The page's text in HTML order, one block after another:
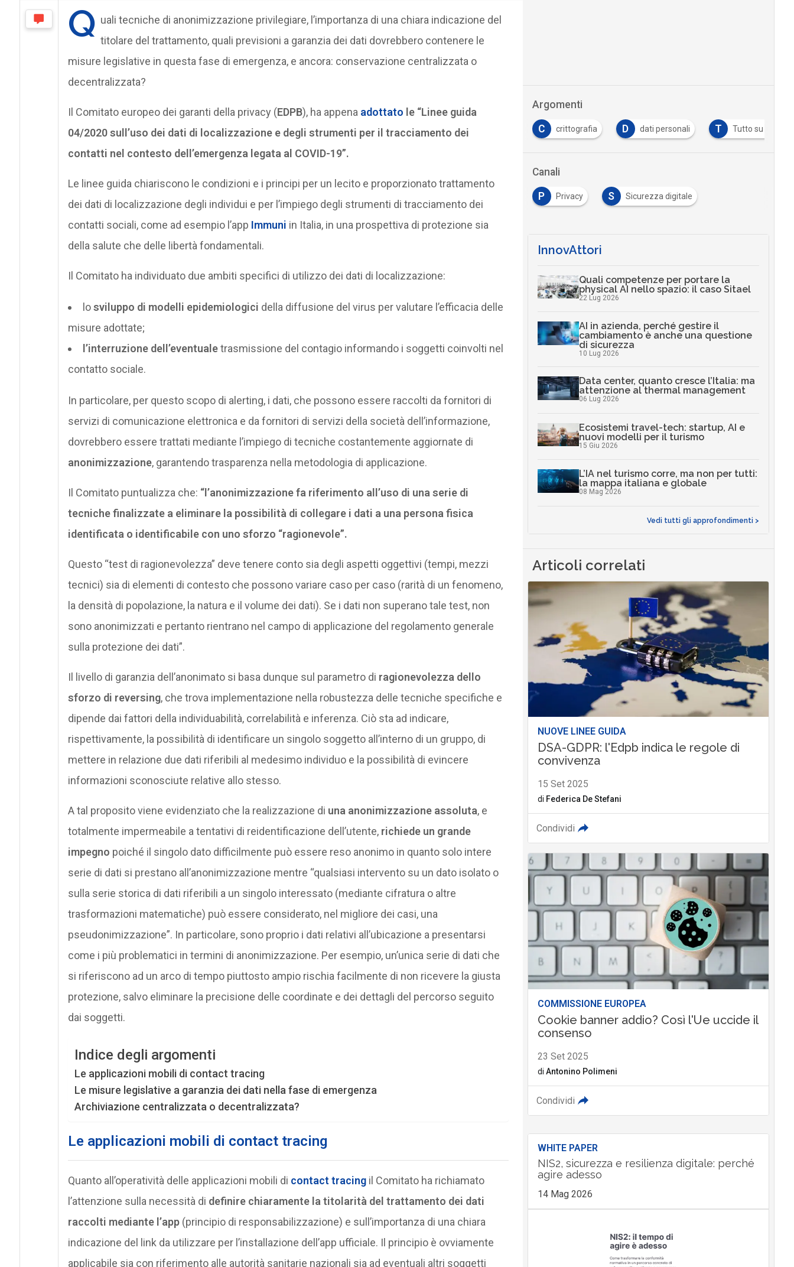
Q uali tecniche di anonimizzazione privilegiare, l’importanza di una chiara indicazione del
titolare del trattamento, quali previsioni a garanzia dei dati dovrebbero contenere le
misure legislative in questa fase di emergenza, e ancora: conservazione centralizzata o
decentralizzata?
Il Comitato europeo dei garanti della privacy (EDPB), ha appena adottato le “Linee guida
04/2020 sull’uso dei dati di localizzazione e degli strumenti per il tracciamento dei
contatti nel contesto dell’emergenza legata al COVID-19”.
Le linee guida chiariscono le condizioni e i principi per un lecito e proporzionato trattamento
dei dati di localizzazione degli individui e per l’impiego degli strumenti di tracciamento dei
contatti sociali, come ad esempio l’app Immuni in Italia, in una prospettiva di protezione sia
della salute che delle libertà fondamentali.
Il Comitato ha individuato due ambiti specifici di utilizzo dei dati di localizzazione:
losviluppo di modelli epidemiologici della diffusione del virus per valutare l’efficacia delle
misure adottate;
l’interruzione dell’eventualetrasmissione del contagio informando i soggetti coinvolti nel
contatto sociale.
In particolare, per questo scopo di alerting, i dati, che possono essere raccolti da fornitori di
servizi di comunicazione elettronica e da fornitori di servizi della società dell’informazione,
dovrebbero essere trattati mediante l’impiego di tecniche costantemente aggiornate di
anonimizzazione, garantendo trasparenza nella metodologia di applicazione.
Il Comitato puntualizza che: “l’anonimizzazione fa riferimento all’uso di una serie di
tecniche finalizzate a eliminare la possibilità di collegare i dati a una persona fisica
identificata o identificabile con uno sforzo “ragionevole”.
Questo “test di ragionevolezza” deve tenere conto sia degli aspetti oggettivi (tempi, mezzi
tecnici) sia di elementi di contesto che possono variare caso per caso (rarità di un fenomeno,
la densità di popolazione, la natura e il volume dei dati). Se i dati non superano tale test, non
sono anonimizzati e pertanto rientrano nel campo di applicazione del regolamento generale
sulla protezione dei dati”.
Il livello di garanzia dell’anonimato si basa dunque sul parametro di ragionevolezza dello
sforzo di reversing, che trova implementazione nella robustezza delle tecniche specifiche e
dipende dai fattori della individuabilità, correlabilità e inferenza. Ciò sta ad indicare,
rispettivamente, la possibilità di identificare un singolo soggetto all’interno di un gruppo, di
mettere in relazione due dati riferibili al medesimo individuo e la possibilità di evincere
informazioni sconosciute relative allo stesso.
A tal proposito viene evidenziato che la realizzazione di una anonimizzazione assoluta, e
totalmente impermeabile a tentativi di reidentificazione dell’utente, richiede un grande
impegno poiché il singolo dato difficilmente può essere reso anonimo in quanto solo intere
serie di dati si prestano all’anonimizzazione mentre “qualsiasi intervento su un dato isolato o
sulla serie storica di dati riferibili a un singolo interessato (mediante cifratura o altre
trasformazioni matematiche) può essere considerato, nel migliore dei casi, una
pseudonimizzazione”. In particolare, sono proprio i dati relativi all’ubicazione a presentarsi
come i più problematici in termini di anonimizzazione. Per esempio, un’unica serie di dati che
si riferiscono ad un arco di tempo piuttosto ampio rischia facilmente di non ricevere la giusta
protezione, salvo eliminare la precisione delle coordinate e dei dettagli del percorso seguito
dai soggetti.
Indice degli argomenti
Le applicazioni mobili di contact tracing
Le misure legislative a garanzia dei dati nella fase di emergenza
Archiviazione centralizzata o decentralizzata?
Le applicazioni mobili di contact tracing
Quanto all’operatività delle applicazioni mobili di contact tracing il Comitato ha richiamato
l’attenzione sulla necessità di definire chiaramente la titolarità del trattamento dei dati
raccolti mediante l’app(principio di responsabilizzazione) e sull’importanza di una chiara
indicazione del link da utilizzare per l’installazione dell’app ufficiale. Il principio è ovviamente
applicabile sia con riferimento alle autorità sanitarie nazionali sia ad eventuali altri soggetti
Argomenti
C conservazione digitale C crittografia D dati personali T Tutto su GDPR
Canali
P Privacy S Sicurezza digitale
InnovAttori
Quali competenze per portare la
physical AI nello spazio: il caso Sitael
22 Lug 2026
AI in azienda, perché gestire il
cambiamento è anche una questione
di sicurezza
10 Lug 2026
Data center, quanto cresce l’Italia: ma
attenzione al thermal management
06 Lug 2026
Ecosistemi travel-tech: startup, AI e
nuovi modelli per il turismo
15 Giu 2026
L’IA nel turismo corre, ma non per tutti:
la mappa italiana e globale
08 Mag 2026
Vedi tutti gli approfondimenti >
Articoli correlati
NUOVE LINEE GUIDA
DSA-GDPR: l'Edpb indica le regole di
convivenza
15 Set 2025
di Federica De Stefani
Condividi
COMMISSIONE EUROPEA
Cookie banner addio? Così l'Ue uccide il
consenso
23 Set 2025
di Antonino Polimeni
Condividi
WHITE PAPER
NIS2, sicurezza e resilienza digitale: perché
agire adesso
14 Mag 2026